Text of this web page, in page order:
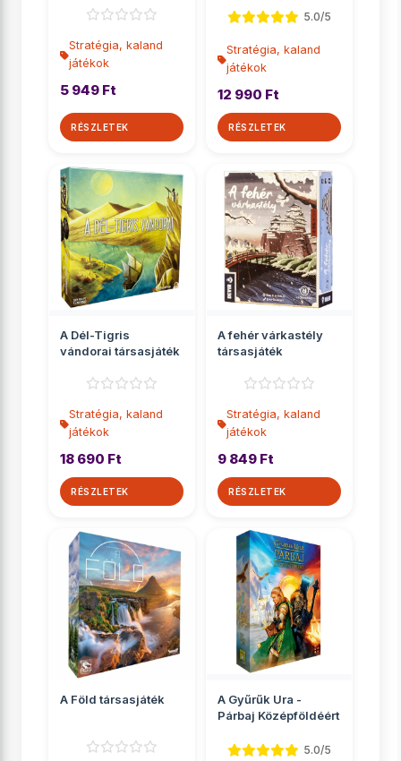
Stratégia, kaland
játékok
5 949 Ft
RÉSZLETEK
5.0/5
Stratégia, kaland
játékok
12 990 Ft
RÉSZLETEK
A Dél-Tigris
vándorai társasjáték
Stratégia, kaland
játékok
18 690 Ft
RÉSZLETEK
A fehér várkastély
társasjáték
Stratégia, kaland
játékok
9 849 Ft
RÉSZLETEK
A Föld társasjáték
A Gyűrűk Ura -
Párbaj Középföldéért
5.0/5